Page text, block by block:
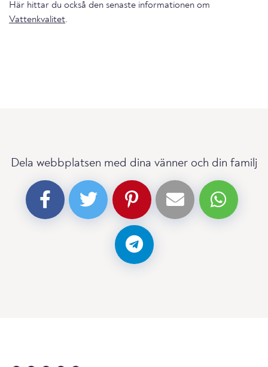
Här hittar du också den senaste informationen om
Vattenkvalitet.
Dela webbplatsen med dina vänner och din familj